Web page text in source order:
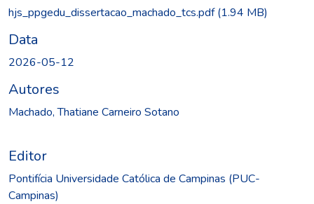
hjs_ppgedu_dissertacao_machado_tcs.pdf(1.94 MB)
Data
2026-05-12
Autores
Machado, Thatiane Carneiro Sotano
Editor
Pontifícia Universidade Católica de Campinas (PUC-
Campinas)